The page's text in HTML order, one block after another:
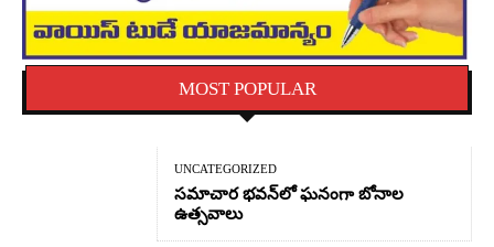
MOST POPULAR
UNCATEGORIZED
సమాచార భవన్‌లో ఘనంగా బోనాల
ఉత్సవాలు